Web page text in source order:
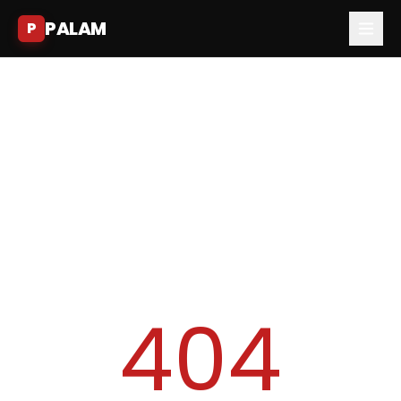
P PALAM
404